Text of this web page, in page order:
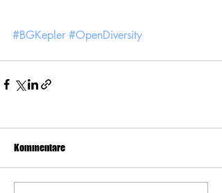
#BGKepler #OpenDiversity
Kommentare